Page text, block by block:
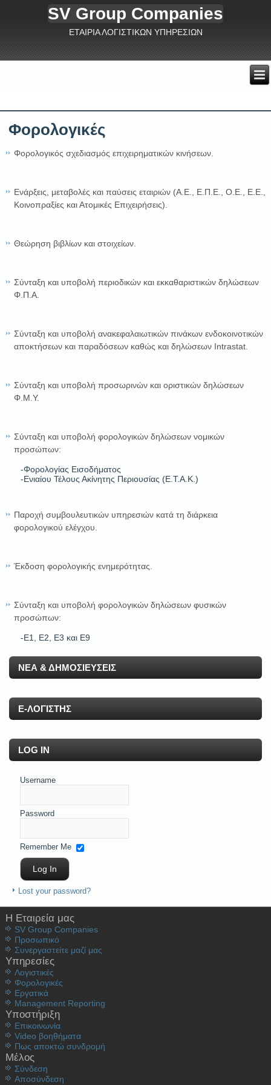
SV Group Companies
ΕΤΑΙΡΙΑ ΛΟΓΙΣΤΙΚΩΝ ΥΠΗΡΕΣΙΩΝ
Φορολογικές
Φορολογικός σχεδιασμός επιχειρηματικών κινήσεων.
Ενάρξεις, μεταβολές και παύσεις εταιριών (Α.Ε., Ε.Π.Ε., Ο.Ε., Ε.Ε.,
Κοινοπραξίες και Ατομικές Επιχειρήσεις).
Θεώρηση βιβλίων και στοιχείων.
Σύνταξη και υποβολή περιοδικών και εκκαθαριστικών δηλώσεων
Φ.Π.Α.
Σύνταξη και υποβολή ανακεφαλαιωτικών πινάκων ενδοκοινοτικών
αποκτήσεων και παραδόσεων καθώς και δηλώσεων Intrastat.
Σύνταξη και υποβολή προσωρινών και οριστικών δηλώσεων
Φ.Μ.Υ.
Σύνταξη και υποβολή φορολογικών δηλώσεων νομικών
προσώπων:
-Φορολογίας Εισοδήματος
-Ενιαίου Τέλους Ακίνητης Περιουσίας (Ε.Τ.Α.Κ.)
Παροχή συμβουλευτικών υπηρεσιών κατά τη διάρκεια
φορολογικού ελέγχου.
Έκδοση φορολογικής ενημερότητας.
Σύνταξη και υποβολή φορολογικών δηλώσεων φυσικών
προσώπων:
-E1, E2, E3 και Ε9
ΝΕΑ & ΔΗΜΟΣΙΕΥΣΕΙΣ
E-ΛΟΓΙΣΤΗΣ
LOG IN
Username
Password
Remember Me
Lost your password?
Η Εταιρεία μας
SV Group Companies
Προσωπικό
Συνεργαστείτε μαζί μας
Υπηρεσίες
Λογιστικές
Φορολογικές
Εργατικά
Management Reporting
Υποστήριξη
Επικοινωνία
Video βοηθήματα
Πως αποκτώ συνδρομή
Μέλος
Σύνδεση
Aποσύνδεση